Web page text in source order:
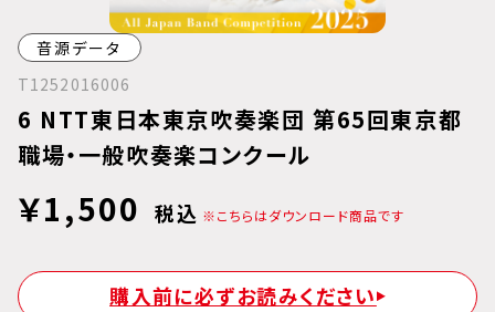
音源データ
T1252016006
6 NTT東日本東京吹奏楽団 第65回東京都
職場・一般吹奏楽コンクール
￥1,500 税込 ※こちらはダウンロード商品です
購入前に必ずお読みください